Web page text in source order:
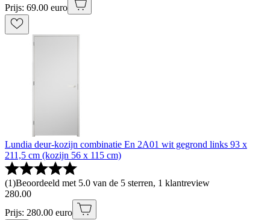
Prijs: 69.00 euro
Lundia deur-kozijn combinatie En 2A01 wit gegrond links 93 x
211,5 cm (kozijn 56 x 115 cm)
(1)Beoordeeld met 5.0 van de 5 sterren, 1 klantreview
280.00
Prijs: 280.00 euro